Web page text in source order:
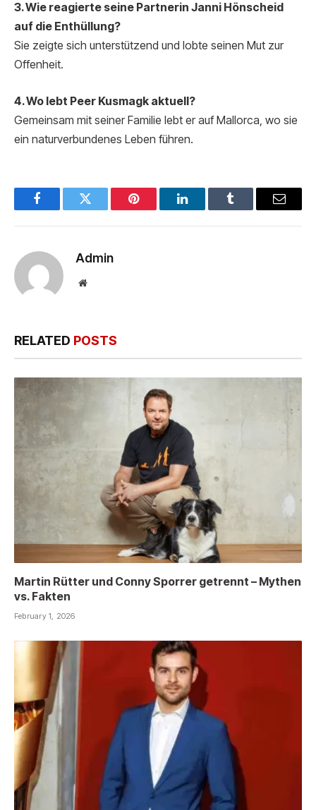
3. Wie reagierte seine Partnerin Janni Hönscheid
auf die Enthüllung?
Sie zeigte sich unterstützend und lobte seinen Mut zur
Offenheit.
4. Wo lebt Peer Kusmagk aktuell?
Gemeinsam mit seiner Familie lebt er auf Mallorca, wo sie
ein naturverbundenes Leben führen.
FacebookTwitter Pinterest LinkedInTumblr Email
Admin
Website
RELATED POSTS
Martin Rütter und Conny Sporrer getrennt – Mythen
vs. Fakten
February 1, 2026